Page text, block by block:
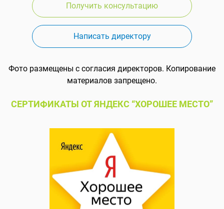
Получить консультацию
Написать директору
Фото размещены с согласия директоров. Копирование
материалов запрещено.
СЕРТИФИКАТЫ ОТ ЯНДЕКС “ХОРОШЕЕ МЕСТО”